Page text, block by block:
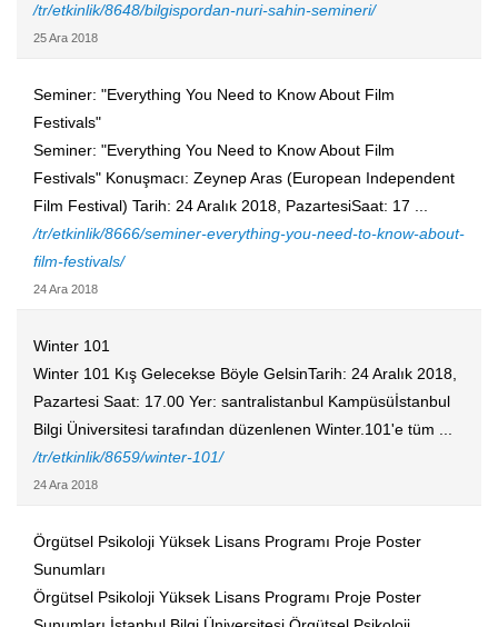
/tr/etkinlik/8648/bilgispordan-nuri-sahin-semineri/
25 Ara 2018
Seminer: "Everything You Need to Know About Film
Festivals"
Seminer: "Everything You Need to Know About Film
Festivals" Konuşmacı: Zeynep Aras (European Independent
Film Festival) Tarih: 24 Aralık 2018, PazartesiSaat: 17 ...
/tr/etkinlik/8666/seminer-everything-you-need-to-know-about-
film-festivals/
24 Ara 2018
Winter 101
Winter 101 Kış Gelecekse Böyle GelsinTarih: 24 Aralık 2018,
Pazartesi Saat: 17.00 Yer: santralistanbul Kampüsüİstanbul
Bilgi Üniversitesi tarafından düzenlenen Winter.101'e tüm ...
/tr/etkinlik/8659/winter-101/
24 Ara 2018
Örgütsel Psikoloji Yüksek Lisans Programı Proje Poster
Sunumları
Örgütsel Psikoloji Yüksek Lisans Programı Proje Poster